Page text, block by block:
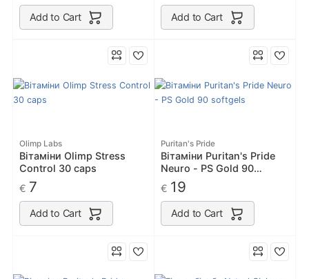
Add to Cart Add to Cart
Olimp Labs
Вітаміни Olimp Stress
Control 30 caps
€ 7
Add to Cart
Puritan's Pride
Вітаміни Puritan's Pride
Neuro - PS Gold 90
softgels
€ 19
Add to Cart